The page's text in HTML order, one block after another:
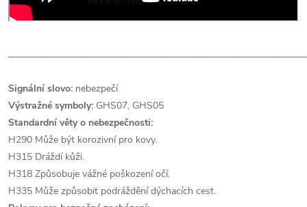
Signální slovo: nebezpečí
Výstražné symboly: GHS07, GHS05
Standardní věty o nebezpečnosti:
H290 Může být korozivní pro kovy.
H315 Dráždí kůži.
H318 Způsobuje vážné poškození očí.
H335 Může způsobit podráždění dýchacích cest.